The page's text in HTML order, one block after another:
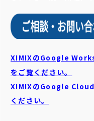
XIMIXのGoogle
をご覧ください。
XIMIXのGoogle Cloud
ください。